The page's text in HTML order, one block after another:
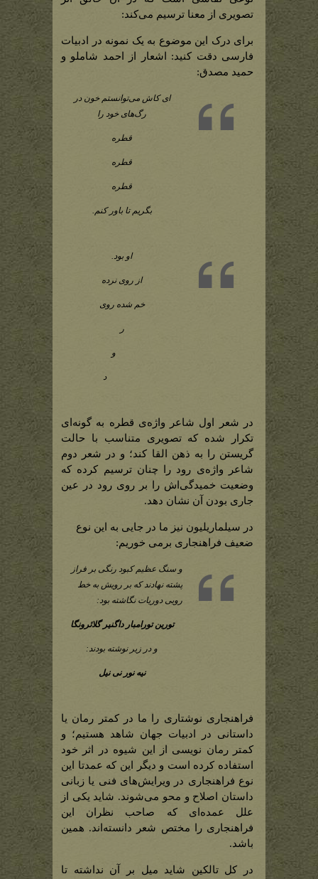
تصویری از معنا ترسیم می‌کند:
برای درک این موضوع به یک نمونه در ادبیات
فارسی دقت کنید: اشعار از احمد شاملو و
حمید مصدق:
ای کاش می‌توانستم خون در
رگ‌های خود را
قطره
قطره
قطره
بگریم تا باور کنم.
او بود.
از روی نرده
خم شده روی
ر
و
د
در شعر اول شاعر واژه‌ی قطره به گونه‌ای
تکرار شده که تصویری متناسب با حالت
گریستن را به ذهن القا کند؛ و در شعر دوم
شاعر واژه‌ی رود را چنان ترسیم کرده که
وضعیت خمیدگی‌اش را بر روی رود در عین
جاری بودن آن نشان دهد.
در سیلماریلیون نیز ما در جایی به این نوع
ضعیف فراهنجاری برمی خوریم:
و سنگ عظیم کبود رنگی بر فراز
پشته نهادند که بر رویش به خط
رویی دوریات نگاشته بود:
تورین تورامبار داگنیر گلائرونگا
و در زیر نوشته بودند:
نیه نور نی نیل
فراهنجاری نوشتاری را ما در کمتر رمان یا
داستانی در ادبیات جهان شاهد هستیم؛ و
کمتر رمان نویسی از این شیوه در اثر خود
استفاده کرده است و دیگر این که عمدتا این
نوع فراهنجاری در ویرایش‌های فنی یا زبانی
داستان اصلاح و محو می‌شوند. شاید یکی از
علل عمده‌ای که صاحب نظران این
فراهنجاری را مختص شعر دانسته‌اند. همین
باشد.
در کل تالکین شاید میل بر آن نداشته تا